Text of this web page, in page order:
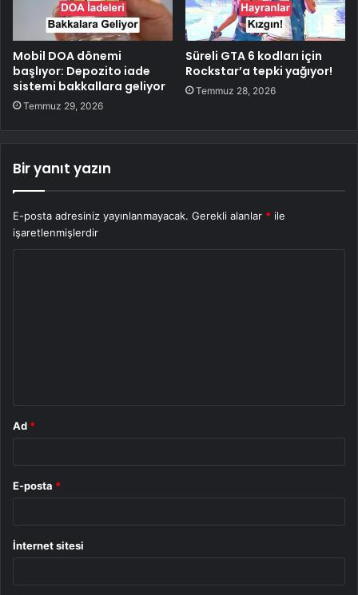
Mobil DOA dönemi
başlıyor: Depozito iade
sistemi bakkallara geliyor
Temmuz 29, 2026
Süreli GTA 6 kodları için
Rockstar’a tepki yağıyor!
Temmuz 28, 2026
Bir yanıt yazın
E-posta adresiniz yayınlanmayacak. Gerekli alanlar * ile
işaretlenmişlerdir
Ad *
E-posta *
İnternet sitesi